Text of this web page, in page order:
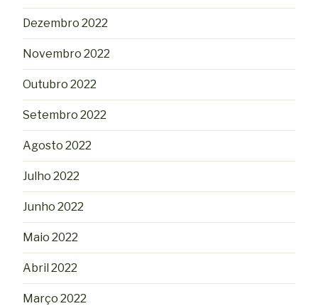
Dezembro 2022
Novembro 2022
Outubro 2022
Setembro 2022
Agosto 2022
Julho 2022
Junho 2022
Maio 2022
Abril 2022
Março 2022